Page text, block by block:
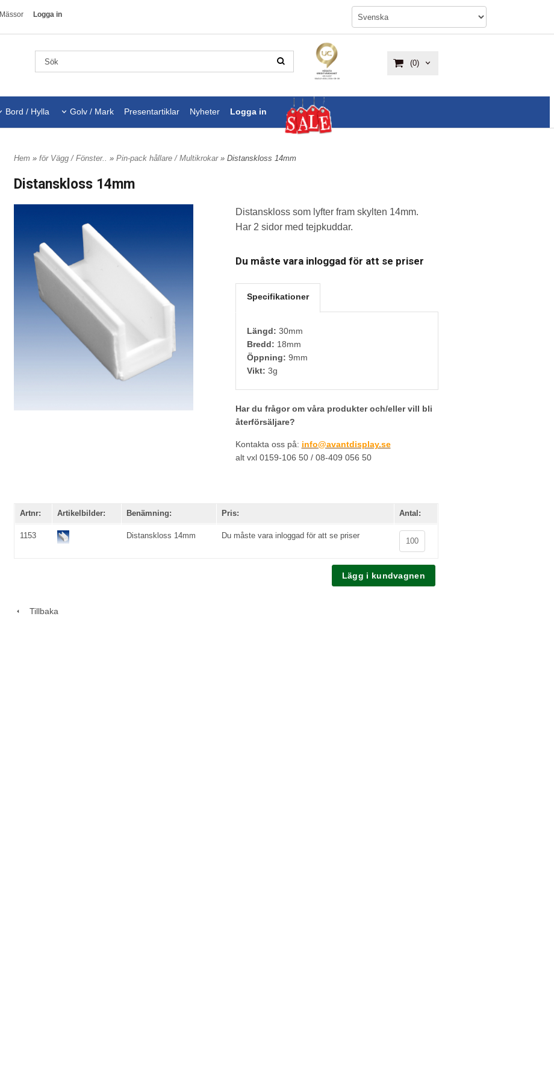
Mässor Logga in
(0)
Bord / Hylla Golv / Mark Presentartiklar Nyheter Logga in
Hem » för Vägg / Fönster.. » Pin-pack hållare / Multikrokar » Distanskloss 14mm
Distanskloss 14mm
Distanskloss som lyfter fram skylten 14mm.
Har 2 sidor med tejpkuddar.
Du måste vara inloggad för att se priser
Specifikationer
Längd: 30mm
Bredd: 18mm
Öppning: 9mm
Vikt: 3g
Har du frågor om våra produkter och/eller vill bli
återförsäljare?
Kontakta oss på: info@avantdisplay.se
alt vxl 0159-106 50 / 08-409 056 50
Artnr: Artikelbilder: Benämning: Pris: Antal:
1153 Distanskloss 14mm Du måste vara inloggad för att se priser
Tillbaka